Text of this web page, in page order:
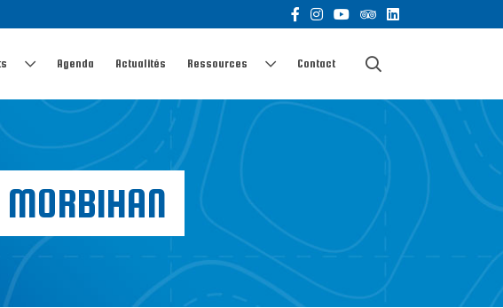
Agenda Actualités Ressources Contact
MORBIHAN